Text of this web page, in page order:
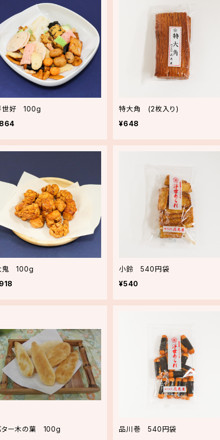
世好 100g
特大角 (2枚入り)
¥648
鬼 100g
小鈴 540円袋
¥540
ター木の葉 100g
品川巻 540円袋